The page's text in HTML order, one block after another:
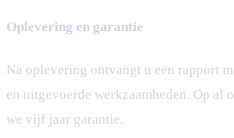
Oplevering en garantie
Na oplevering ontvangt u een rapport
en uitgevoerde werkzaamheden. Op al
we vijf jaar garantie.